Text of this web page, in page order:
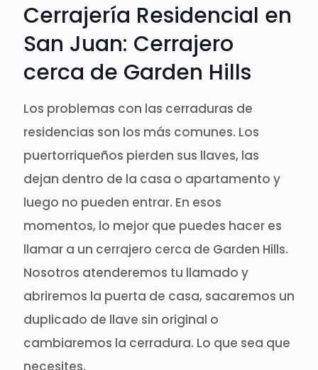
Cerrajería Residencial en
San Juan: Cerrajero
cerca de Garden Hills
Los problemas con las cerraduras de
residencias son los más comunes. Los
puertorriqueños pierden sus llaves, las
dejan dentro de la casa o apartamento y
luego no pueden entrar. En esos
momentos, lo mejor que puedes hacer es
llamar a un cerrajero cerca de Garden Hills.
Nosotros atenderemos tu llamado y
abriremos la puerta de casa, sacaremos un
duplicado de llave sin original o
cambiaremos la cerradura. Lo que sea que
necesites.